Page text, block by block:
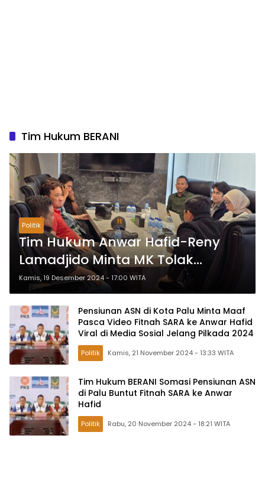
Tim Hukum BERANI
Politik
Tim Hukum Anwar Hafid-Reny
Lamadjido Minta MK Tolak
Gugatan Paslon Ahmad Ali-Abdul
Karim
Kamis, 19 Desember 2024 - 17:00 WITA
Pensiunan ASN di Kota Palu Minta Maaf
Pasca Video Fitnah SARA ke Anwar Hafid
Viral di Media Sosial Jelang Pilkada 2024
Politik Kamis, 21 November 2024 - 13:33 WITA
Tim Hukum BERANI Somasi Pensiunan ASN
di Palu Buntut Fitnah SARA ke Anwar
Hafid
Politik Rabu, 20 November 2024 - 18:21 WITA